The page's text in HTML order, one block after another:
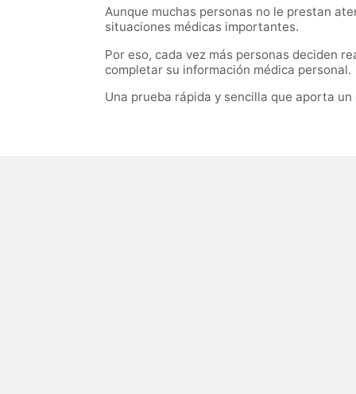
Aunque muchas personas no le prestan
situaciones médicas importantes.
Por eso, cada vez más personas deciden
completar su información médica personal.
Una prueba rápida y sencilla que aporta